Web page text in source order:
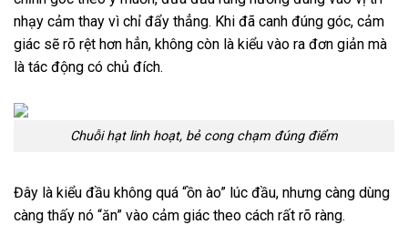
nhạy cảm thay vì chỉ đẩy thẳng. Khi đã canh đúng góc, cảm
giác sẽ rõ rệt hơn hẳn, không còn là kiểu vào ra đơn giản mà
là tác động có chủ đích.
Chuỗi hạt linh hoạt, bẻ cong chạm đúng điểm
Đây là kiểu đầu không quá “ồn ào” lúc đầu, nhưng càng dùng
càng thấy nó “ăn” vào cảm giác theo cách rất rõ ràng.